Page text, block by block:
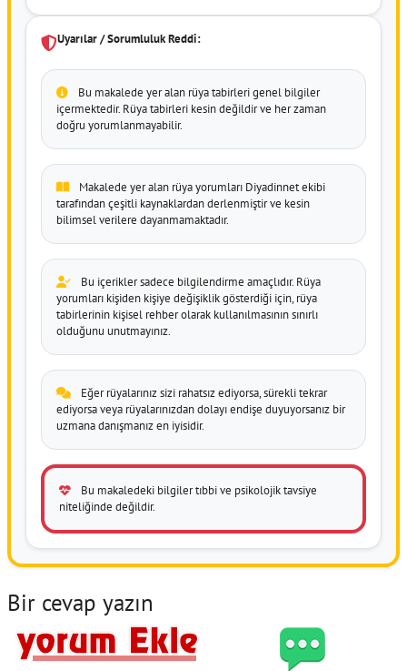
Uyarılar / Sorumluluk Reddi:
Bu makalede yer alan rüya tabirleri genel bilgiler
içermektedir. Rüya tabirleri kesin değildir ve her zaman
doğru yorumlanmayabilir.
Makalede yer alan rüya yorumları Diyadinnet ekibi
tarafından çeşitli kaynaklardan derlenmiştir ve kesin
bilimsel verilere dayanmamaktadır.
Bu içerikler sadece bilgilendirme amaçlıdır. Rüya
yorumları kişiden kişiye değişiklik gösterdiği için, rüya
tabirlerinin kişisel rehber olarak kullanılmasının sınırlı
olduğunu unutmayınız.
Eğer rüyalarınız sizi rahatsız ediyorsa, sürekli tekrar
ediyorsa veya rüyalarınızdan dolayı endişe duyuyorsanız bir
uzmana danışmanız en iyisidir.
Bu makaledeki bilgiler tıbbi ve psikolojik tavsiye
niteliğinde değildir.
Bir cevap yazın